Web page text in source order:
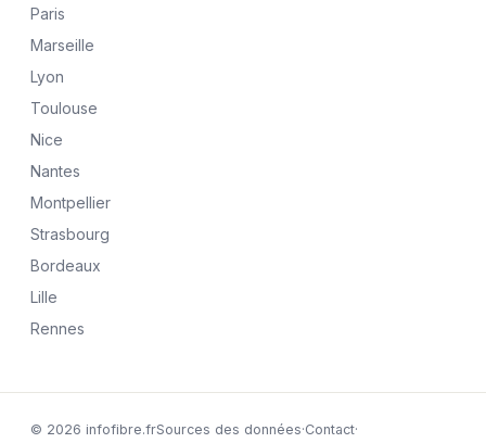
Paris
Marseille
Lyon
Toulouse
Nice
Nantes
Montpellier
Strasbourg
Bordeaux
Lille
Rennes
© 2026 infofibre.frSources des données·Contact·